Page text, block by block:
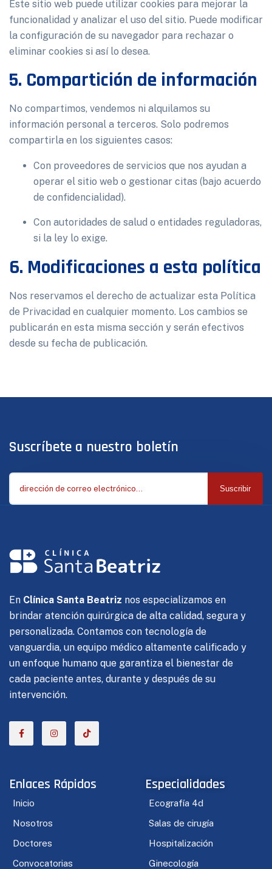
Este sitio web puede utilizar cookies para mejorar la
funcionalidad y analizar el uso del sitio. Puede modificar
la configuración de su navegador para rechazar o
eliminar cookies si así lo desea.
5. Compartición de información
No compartimos, vendemos ni alquilamos su
información personal a terceros. Solo podremos
compartirla en los siguientes casos:
Con proveedores de servicios que nos ayudan a
operar el sitio web o gestionar citas (bajo acuerdo
de confidencialidad).
Con autoridades de salud o entidades reguladoras,
si la ley lo exige.
6. Modificaciones a esta política
Nos reservamos el derecho de actualizar esta Política
de Privacidad en cualquier momento. Los cambios se
publicarán en esta misma sección y serán efectivos
desde su fecha de publicación.
Suscríbete a nuestro boletín
Suscribir
En Clínica Santa Beatriz nos especializamos en
brindar atención quirúrgica de alta calidad, segura y
personalizada. Contamos con tecnología de
vanguardia, un equipo médico altamente calificado y
un enfoque humano que garantiza el bienestar de
cada paciente antes, durante y después de su
intervención.
Enlaces Rápidos
Inicio
Nosotros
Doctores
Convocatorias
Especialidades
Ecografía 4d
Salas de cirugía
Hospitalización
Ginecología